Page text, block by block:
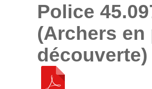
Police
(Archers en
découverte)